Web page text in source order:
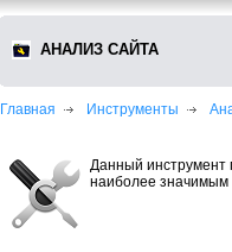
АНАЛИЗ САЙТА
Главная Инструменты
Данный
наиболее значимым